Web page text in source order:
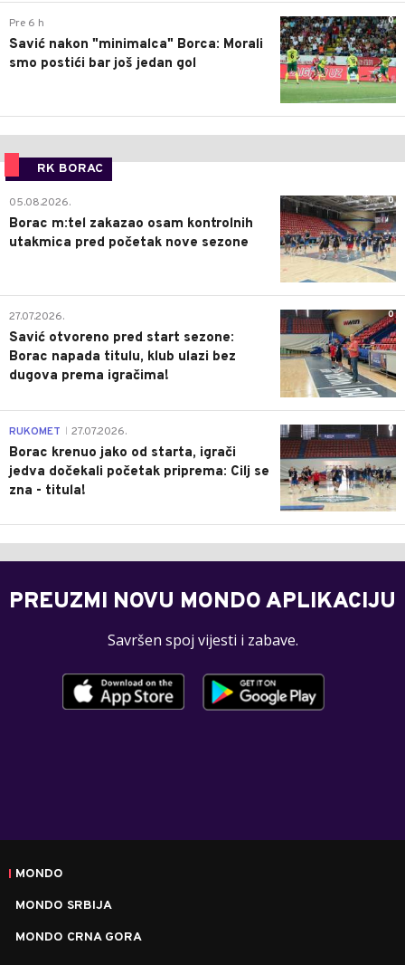
0
Pre 6 h
Savić nakon "minimalca" Borca: Morali
smo postići bar još jedan gol
RK BORAC
0
05.08.2026.
Borac m:tel zakazao osam kontrolnih
utakmica pred početak nove sezone
0
27.07.2026.
Savić otvoreno pred start sezone:
Borac napada titulu, klub ulazi bez
dugova prema igračima!
0
RUKOMET 27.07.2026.
Borac krenuo jako od starta, igrači
jedva dočekali početak priprema: Cilj se
zna - titula!
PREUZMI NOVU MONDO APLIKACIJU
Savršen spoj vijesti i zabave.
MONDO
MONDO SRBIJA
MONDO CRNA GORA